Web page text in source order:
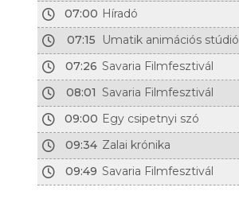
07:00 Híradó
07:15
Umatik animációs stúdió
07:26 Savaria Filmfesztivál
08:01 Savaria Filmfesztivál
09:00 Egy csipetnyi szó
09:34 Zalai krónika
09:49 Savaria Filmfesztivál